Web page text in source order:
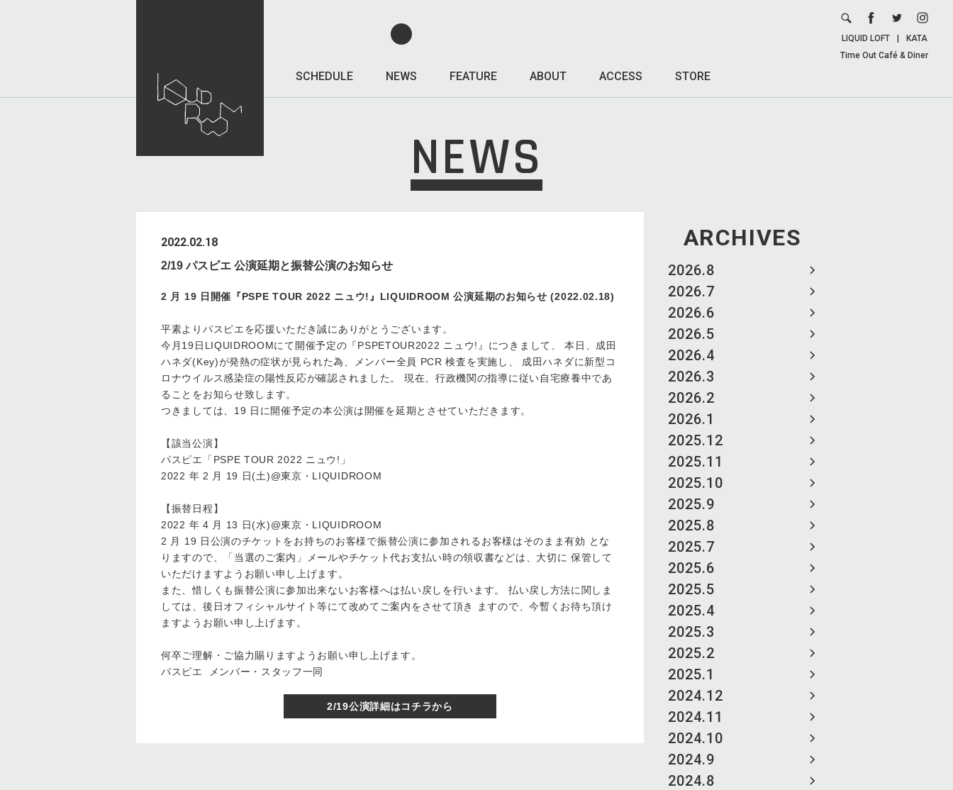
SCHEDULE NEWS FEATURE ABOUT ACCESS STORE
LIQUID LOFT
KATA
Time Out Café & Diner
NEWS
ARCHIVES
2026.8
2026.7
2026.6
2026.5
2026.4
2026.3
2026.2
2026.1
2025.12
2025.11
2025.10
2025.9
2025.8
2025.7
2025.6
2025.5
2025.4
2025.3
2025.2
2025.1
2024.12
2024.11
2024.10
2024.9
2024.8
2022.02.18
2/19 パスピエ 公演延期と振替公演のお知らせ
2 月 19 日開催『PSPE TOUR 2022 ニュウ!』LIQUIDROOM 公演延期のお知らせ (2022.02.18)
平素よりパスピエを応援いただき誠にありがとうございます。
今月19日LIQUIDROOMにて開催予定の『PSPETOUR2022 ニュウ!』につきまして、 本日、成田
ハネダ(Key)が発熱の症状が見られた為、メンバー全員 PCR 検査を実施し、 成田ハネダに新型コ
ロナウイルス感染症の陽性反応が確認されました。 現在、行政機関の指導に従い自宅療養中であ
ることをお知らせ致します。
つきましては、19 日に開催予定の本公演は開催を延期とさせていただきます。
【該当公演】
パスピエ「PSPE TOUR 2022 ニュウ!」
2022 年 2 月 19 日(土)@東京・LIQUIDROOM
【振替日程】
2022 年 4 月 13 日(水)@東京・LIQUIDROOM
2 月 19 日公演のチケットをお持ちのお客様で振替公演に参加されるお客様はそのまま有効 とな
りますので、「当選のご案内」メールやチケット代お支払い時の領収書などは、大切に 保管して
いただけますようお願い申し上げます。
また、惜しくも振替公演に参加出来ないお客様へは払い戻しを行います。 払い戻し方法に関しま
しては、後日オフィシャルサイト等にて改めてご案内をさせて頂き ますので、今暫くお待ち頂け
ますようお願い申し上げます。
何卒ご理解・ご協力賜りますようお願い申し上げます。
パスピエ メンバー・スタッフ一同
2/19公演詳細はコチラから